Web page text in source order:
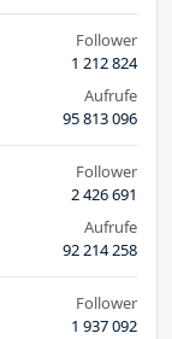
Follower
1 212 824
Aufrufe
95 813 096
Follower
2 426 691
Aufrufe
92 214 258
Follower
1 937 092